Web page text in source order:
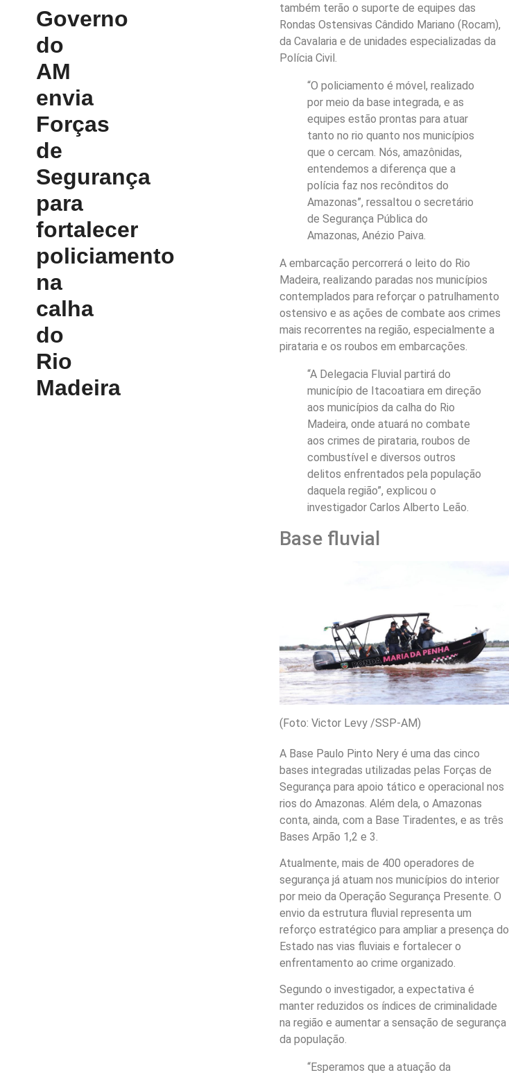
Governo
do
AM
envia
Forças
de
Segurança
para
fortalecer
policiamento
na
calha
do
Rio
Madeira
também terão o suporte de equipes das
Rondas Ostensivas Cândido Mariano (Rocam),
da Cavalaria e de unidades especializadas da
Polícia Civil.
“O policiamento é móvel, realizado
por meio da base integrada, e as
equipes estão prontas para atuar
tanto no rio quanto nos municípios
que o cercam. Nós, amazônidas,
entendemos a diferença que a
polícia faz nos recônditos do
Amazonas”, ressaltou o secretário
de Segurança Pública do
Amazonas, Anézio Paiva.
A embarcação percorrerá o leito do Rio
Madeira, realizando paradas nos municípios
contemplados para reforçar o patrulhamento
ostensivo e as ações de combate aos crimes
mais recorrentes na região, especialmente a
pirataria e os roubos em embarcações.
“A Delegacia Fluvial partirá do
município de Itacoatiara em direção
aos municípios da calha do Rio
Madeira, onde atuará no combate
aos crimes de pirataria, roubos de
combustível e diversos outros
delitos enfrentados pela população
daquela região”, explicou o
investigador Carlos Alberto Leão.
Base fluvial
(Foto: Victor Levy /SSP-AM)
A Base Paulo Pinto Nery é uma das cinco
bases integradas utilizadas pelas Forças de
Segurança para apoio tático e operacional nos
rios do Amazonas. Além dela, o Amazonas
conta, ainda, com a Base Tiradentes, e as três
Bases Arpão 1,2 e 3.
Atualmente, mais de 400 operadores de
segurança já atuam nos municípios do interior
por meio da Operação Segurança Presente. O
envio da estrutura fluvial representa um
reforço estratégico para ampliar a presença do
Estado nas vias fluviais e fortalecer o
enfrentamento ao crime organizado.
Segundo o investigador, a expectativa é
manter reduzidos os índices de criminalidade
na região e aumentar a sensação de segurança
da população.
“Esperamos que a atuação da